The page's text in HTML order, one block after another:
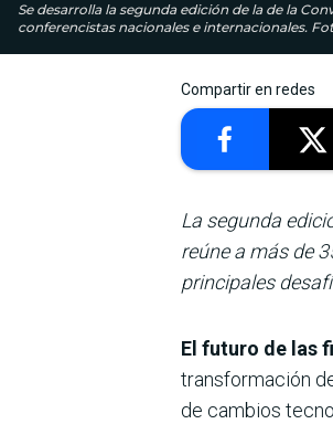
Se desarrolla la segunda edición de la de la
conferencistas nacionales e internacionales.
Compartir en redes
La segunda
reúne a más de
principales
El futuro de las
transformación
de cambios